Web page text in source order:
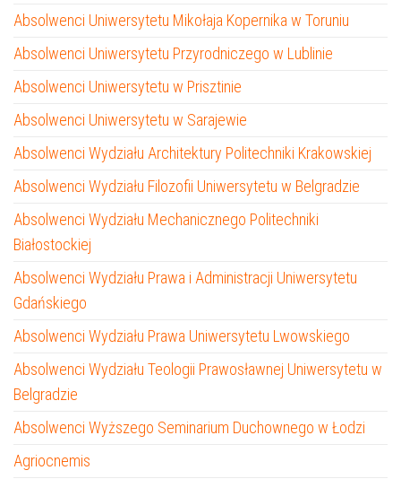
Absolwenci Uniwersytetu Mikołaja Kopernika w Toruniu
Absolwenci Uniwersytetu Przyrodniczego w Lublinie
Absolwenci Uniwersytetu w Prisztinie
Absolwenci Uniwersytetu w Sarajewie
Absolwenci Wydziału Architektury Politechniki Krakowskiej
Absolwenci Wydziału Filozofii Uniwersytetu w Belgradzie
Absolwenci Wydziału Mechanicznego Politechniki
Białostockiej
Absolwenci Wydziału Prawa i Administracji Uniwersytetu
Gdańskiego
Absolwenci Wydziału Prawa Uniwersytetu Lwowskiego
Absolwenci Wydziału Teologii Prawosławnej Uniwersytetu w
Belgradzie
Absolwenci Wyższego Seminarium Duchownego w Łodzi
Agriocnemis